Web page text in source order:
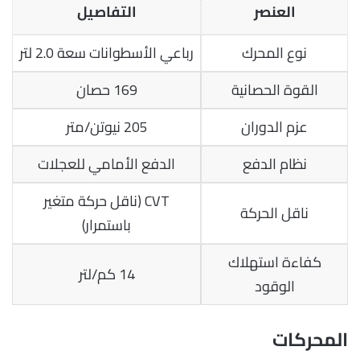
العنصر التفاصيل
نوع المحرك
رباعي الأسطوانات سعة 2.0 لتر
القوة الحصانية
169 حصان
عزم الدوران
205 نيوتن/متر
نظام الدفع
الدفع الأمامي للعجلات
ناقل الحركة
CVT (ناقل حركة متغير
باستمرار)
كفاءة استهلاك
الوقود
14 كم/لتر
المحركات